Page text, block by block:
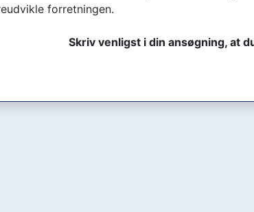
forretningen.
Skriv venligst i din ansøgning, at